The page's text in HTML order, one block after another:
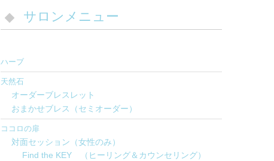
サロンメニュー
ハーブ
天然石
オーダーブレスレット
おまかせブレス（セミオーダー）
ココロの扉
対面セッション（女性のみ）
Find the KEY （ヒーリング＆カウンセリング）